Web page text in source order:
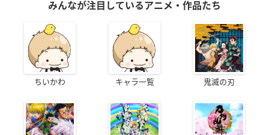
みんなが注目しているアニメ・作品たち
ちいかわ キャラ一覧 鬼滅の刃